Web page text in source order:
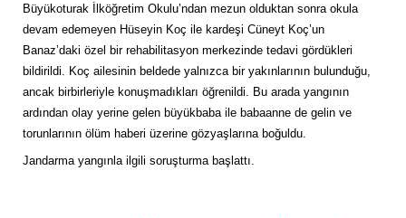
Büyükoturak İlköğretim Okulu’ndan mezun olduktan sonra okula
devam edemeyen Hüseyin Koç ile kardeşi Cüneyt Koç’un
Banaz’daki özel bir rehabilitasyon merkezinde tedavi gördükleri
bildirildi. Koç ailesinin beldede yalnızca bir yakınlarının bulunduğu,
ancak birbirleriyle konuşmadıkları öğrenildi. Bu arada yangının
ardından olay yerine gelen büyükbaba ile babaanne de gelin ve
torunlarının ölüm haberi üzerine gözyaşlarına boğuldu.
Jandarma yangınla ilgili soruşturma başlattı.